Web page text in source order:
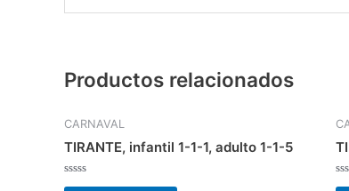
Productos relacionados
CARNAVAL
TIRANTE, infantil 1-1-1, adulto 1-1-5
Valorado